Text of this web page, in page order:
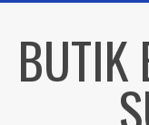
contentBUTIK